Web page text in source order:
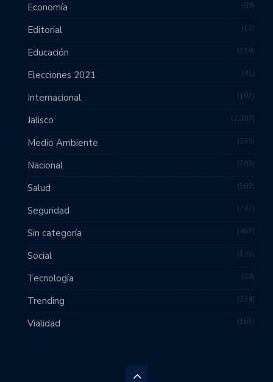
Economía 89
Editorial 12
Educación 119
Elecciones 2021 41
Internacional 107
Jalisco 2,387
Medio Ambiente 235
Nacional 763
Salud 583
Seguridad 737
Sin categoría 467
Social 135
Tecnología 28
Trending 234
Vialidad 165